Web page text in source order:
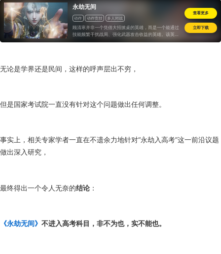
永劫无间
动作 动作竞技 多人对战
顾清寒并非一个凭借大招掀桌的英雄，而是一个能通过
技能频繁干扰战局、强化武器攻击收益的英雄。该英雄
并不适合新手，而是适合队伍里整体实力最强的玩家，
查看更多
立即下载
无论是学界还是民间，这样的呼声层出不穷，
但是国家考试院一直没有针对这个问题做出任何调整。
事实上，相关专家学者一直在不遗余力地针对“永劫入高考”这一前沿议题
做出深入研究，
最终得出一个令人无奈的结论 ：
《永劫无间》 不进入高考科目，非不为也，实不能也。